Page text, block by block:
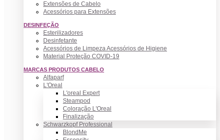
Extensões de Cabelo
Acessórios para Extensões
DESINFEÇÃO
Esterilizadores
Desinfetante
Acessórios de Limpeza Acessórios de Higiene
Material Proteção COVID-19
MARCAS PRODUTOS CABELO
Alfaparf
L'Oreal
L'oreal Expert
Steampod
Coloração L'Oreal
Finalização
Schwarzkopf Professional
BlondMe